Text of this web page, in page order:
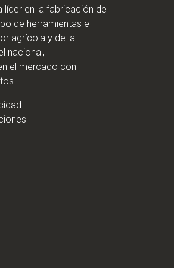
líder en la fabricación de
de herramientas e
agrícola y de la
nacional,
el mercado con